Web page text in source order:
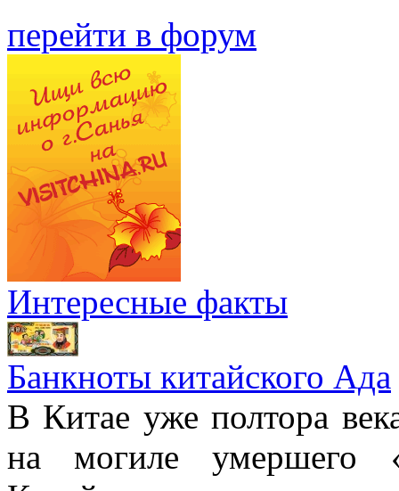
перейти в форум
Интересные факты
Банкноты китайского Ада
В Китае уже полтора
на могиле умершего